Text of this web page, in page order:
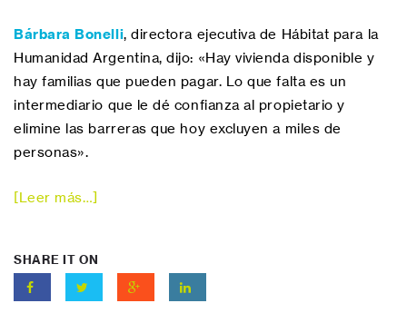
Bárbara Bonelli, directora ejecutiva de Hábitat para la
Humanidad Argentina, dijo: «Hay vivienda disponible y
hay familias que pueden pagar. Lo que falta es un
intermediario que le dé confianza al propietario y
elimine las barreras que hoy excluyen a miles de
personas».
[Leer más…]
SHARE IT ON